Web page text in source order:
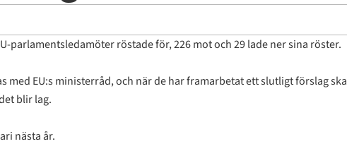
parlamentsledamöter röstade för, 226 mot och 29 lade ner sina röster.
EU:s ministerråd, och när de har framarbetat ett slutligt förslag ska
blir lag.
nästa år.